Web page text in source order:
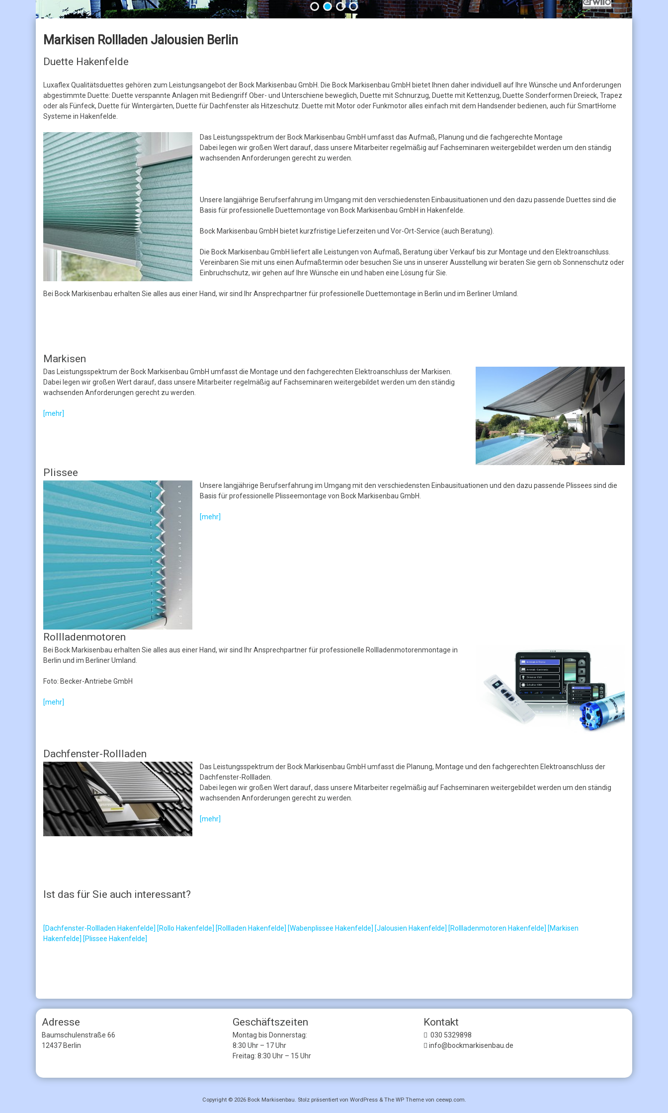
Jalousien
Holzjalousien
Markisen Rollladen Jalousien Berlin
Duette Hakenfelde
Luxaflex Qualitätsduettes gehören zum Leistungsangebot der Bock Markisenbau GmbH. Die Bock Markisenbau GmbH bietet Ihnen daher individuell auf Ihre Wünsche und Anforderungen
abgestimmte Duette: Duette verspannte Anlagen mit Bediengriff Ober- und Unterschiene beweglich, Duette mit Schnurzug, Duette mit Kettenzug, Duette Sonderformen Dreieck, Trapez
oder als Fünfeck, Duette für Wintergärten, Duette für Dachfenster als Hitzeschutz. Duette mit Motor oder Funkmotor alles einfach mit dem Handsender bedienen, auch für SmartHome
Systeme in Hakenfelde.
Das Leistungsspektrum der Bock Markisenbau GmbH umfasst das Aufmaß, Planung und die fachgerechte Montage
Dabei legen wir großen Wert darauf, dass unsere Mitarbeiter regelmäßig auf Fachseminaren weitergebildet werden um den ständig
wachsenden Anforderungen gerecht zu werden.
Unsere langjährige Berufserfahrung im Umgang mit den verschiedensten Einbausituationen und den dazu passende Duettes sind die
Basis für professionelle Duettemontage von Bock Markisenbau GmbH in Hakenfelde.
Bock Markisenbau GmbH bietet kurzfristige Lieferzeiten und Vor-Ort-Service (auch Beratung).
Die Bock Markisenbau GmbH liefert alle Leistungen von Aufmaß, Beratung über Verkauf bis zur Montage und den Elektroanschluss.
Vereinbaren Sie mit uns einen Aufmaßtermin oder besuchen Sie uns in unserer Ausstellung wir beraten Sie gern ob Sonnenschutz oder
Einbruchschutz, wir gehen auf Ihre Wünsche ein und haben eine Lösung für Sie.
Bei Bock Markisenbau erhalten Sie alles aus einer Hand, wir sind Ihr Ansprechpartner für professionelle Duettemontage in Berlin und im Berliner Umland.
Markisen
Das Leistungsspektrum der Bock Markisenbau GmbH umfasst die Montage und den fachgerechten Elektroanschluss der Markisen.
Dabei legen wir großen Wert darauf, dass unsere Mitarbeiter regelmäßig auf Fachseminaren weitergebildet werden um den ständig
wachsenden Anforderungen gerecht zu werden.
[mehr]
Plissee
Unsere langjährige Berufserfahrung im Umgang mit den verschiedensten Einbausituationen und den dazu passende Plissees sind die
Basis für professionelle Plisseemontage von Bock Markisenbau GmbH.
[mehr]
Rollladenmotoren
Bei Bock Markisenbau erhalten Sie alles aus einer Hand, wir sind Ihr Ansprechpartner für professionelle Rollladenmotorenmontage in
Berlin und im Berliner Umland.
Foto: Becker-Antriebe GmbH
[mehr]
Dachfenster-Rollladen
Das Leistungsspektrum der Bock Markisenbau GmbH umfasst die Planung, Montage und den fachgerechten Elektroanschluss der
Dachfenster-Rollladen.
Dabei legen wir großen Wert darauf, dass unsere Mitarbeiter regelmäßig auf Fachseminaren weitergebildet werden um den ständig
wachsenden Anforderungen gerecht zu werden.
[mehr]
Ist das für Sie auch interessant?
[Dachfenster-Rollladen Hakenfelde] [Rollo Hakenfelde] [Rollladen Hakenfelde] [Wabenplissee Hakenfelde] [Jalousien Hakenfelde] [Rollladenmotoren Hakenfelde] [Markisen
Hakenfelde] [Plissee Hakenfelde]
Adresse
Baumschulenstraße 66
12437 Berlin
Geschäftszeiten
Montag bis Donnerstag:
8:30 Uhr – 17 Uhr
Freitag: 8:30 Uhr – 15 Uhr
Kontakt
030 5329898
info@bockmarkisenbau.de
Copyright © 2026 Bock Markisenbau. Stolz präsentiert von WordPress & The WPTheme von ceewp.com.